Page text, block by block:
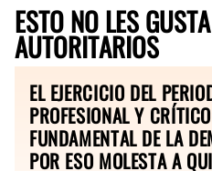
ESTO NO LES
AUTORITARIOS
EL EJERCICIO DEL
PROFESIONAL Y
FUNDAMENTAL DE LA
POR ESO MOLESTA A